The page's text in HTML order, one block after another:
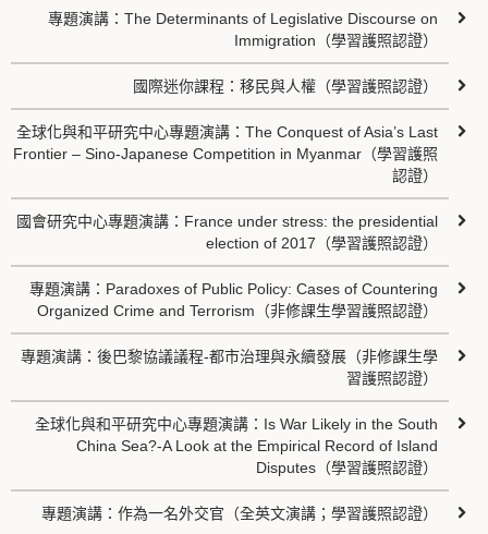
專題演講：The Determinants of Legislative Discourse on
Immigration（學習護照認證）
國際迷你課程：移民與人權（學習護照認證）
全球化與和平研究中心專題演講：The Conquest of Asia’s Last
Frontier – Sino-Japanese Competition in Myanmar（學習護照
認證）
國會研究中心專題演講：France under stress: the presidential
election of 2017（學習護照認證）
專題演講：Paradoxes of Public Policy: Cases of Countering
Organized Crime and Terrorism（非修課生學習護照認證）
專題演講：後巴黎協議議程-都市治理與永續發展（非修課生學
習護照認證）
全球化與和平研究中心專題演講：Is War Likely in the South
China Sea?-A Look at the Empirical Record of Island
Disputes（學習護照認證）
專題演講：作為一名外交官（全英文演講；學習護照認證）